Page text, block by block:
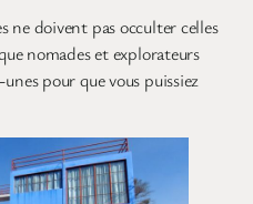
ne doivent pas occulter celles
nomades et explorateurs
pour que vous puissiez